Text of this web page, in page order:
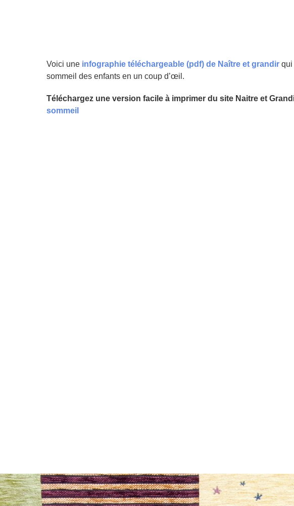
Voici une infographie téléchargeable (pdf) de Naître et grandir qui
sommeil des enfants en un coup d’œil.
Téléchargez une version facile à imprimer du site Naitre et
sommeil